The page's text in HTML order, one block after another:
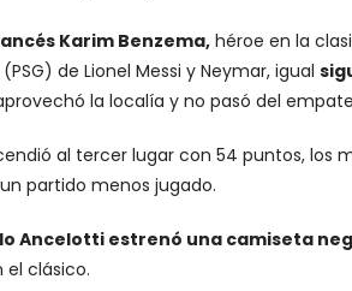
Karim Benzema,héroe en la
de Lionel Messi y Neymar, igual
la localía y no pasó del
al tercer lugar con 54 puntos, los
partido menos jugado.
Ancelotti estrenó una camiseta
el clásico.